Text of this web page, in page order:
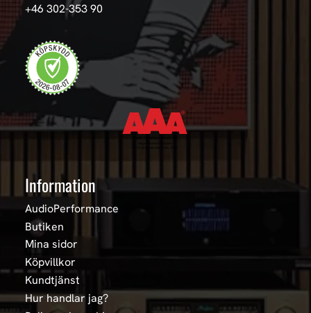
+46 302-353 90
Information
AudioPerformance
Butiken
Mina sidor
Köpvillkor
Kundtjänst
Hur handlar jag?